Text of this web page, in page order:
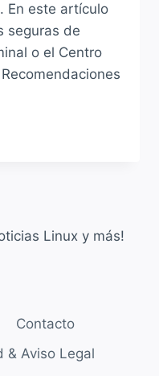
En este artículo
seguras de
o el Centro
Linux y más!
Contacto
& Aviso Legal